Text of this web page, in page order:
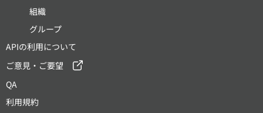
組織
グループ
APIの利用について
ご意見・ご要望
QA
利用規約